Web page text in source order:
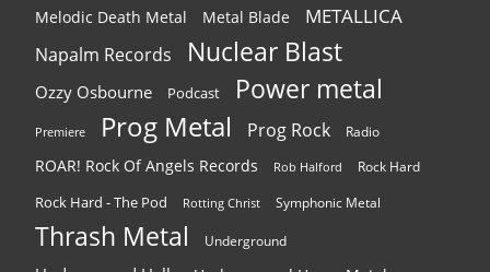
Melodic Death Metal Metal Blade METALLICA
Napalm Records Nuclear Blast
Ozzy Osbourne Podcast Power metal
Premiere Prog Metal Prog Rock Radio
ROAR! Rock Of Angels Records Rob Halford Rock Hard
Rock Hard - The Pod Rotting Christ Symphonic Metal
Thrash Metal Underground